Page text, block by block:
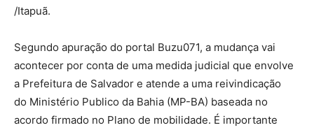
/Itapuã.
Segundo apuração do portal Buzu071, a mudança vai
acontecer por conta de uma medida judicial que envolve
a Prefeitura de Salvador e atende a uma reivindicação
do Ministério Publico da Bahia (MP-BA) baseada no
acordo firmado no Plano de mobilidade. É importante